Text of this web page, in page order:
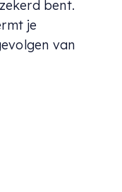
bent.
je
van